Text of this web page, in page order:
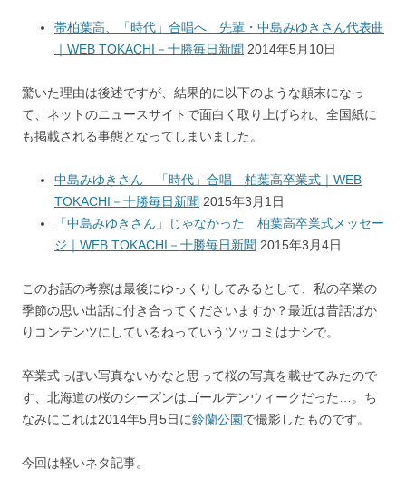
帯柏葉高、「時代」合唱へ 先輩・中島みゆきさん代表曲
｜WEB TOKACHI－十勝毎日新聞 2014年5月10日
驚いた理由は後述ですが、結果的に以下のような顛末になっ
て、ネットのニュースサイトで面白く取り上げられ、全国紙に
も掲載される事態となってしまいました。
中島みゆきさん 「時代」合唱 柏葉高卒業式｜WEB
TOKACHI－十勝毎日新聞 2015年3月1日
「中島みゆきさん」じゃなかった 柏葉高卒業式メッセー
ジ｜WEB TOKACHI－十勝毎日新聞 2015年3月4日
このお話の考察は最後にゆっくりしてみるとして、私の卒業の
季節の思い出話に付き合ってくださいますか？最近は昔話ばか
りコンテンツにしているねっていうツッコミはナシで。
卒業式っぽい写真ないかなと思って桜の写真を載せてみたので
す、北海道の桜のシーズンはゴールデンウィークだった…。ち
なみにこれは2014年5月5日に鈴蘭公園で撮影したものです。
今回は軽いネタ記事。